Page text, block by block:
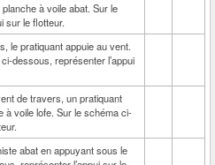
à voile abat. Sur le
sur le flotteur.
le pratiquant appuie au vent.
dessous, représenter l’appui
de travers, un pratiquant
à voile lofe. Sur le schéma ci-
abat en appuyant sous le